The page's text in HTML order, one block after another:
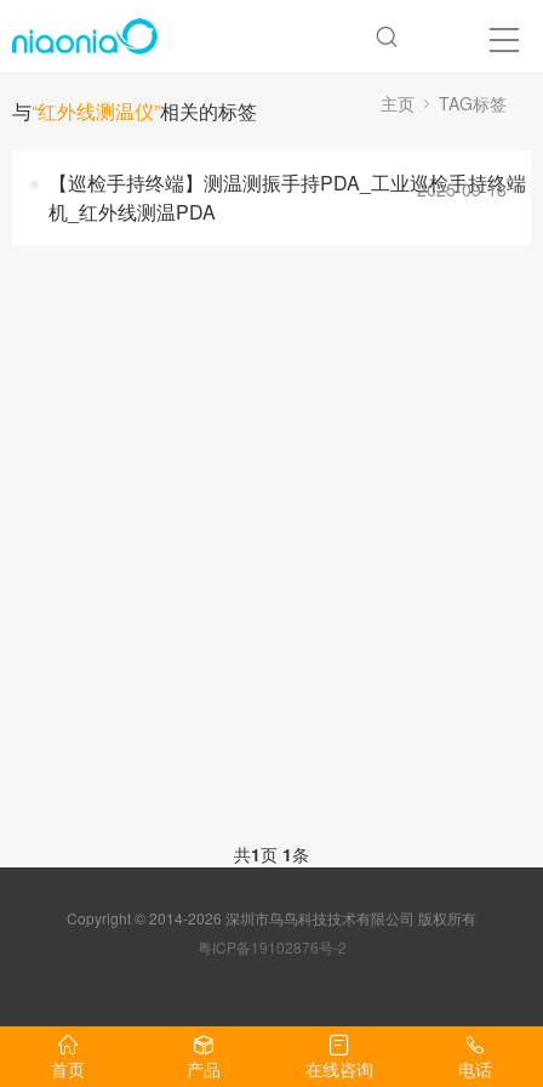
与“红外线测温仪”相关的标签 主页 TAG标签
【巡检手持终端】测温测振手持PDA_工业巡检手持终端
机_红外线测温PDA
2025-09-18
共1页 1条
Copyright © 2014-2026 深圳市鸟鸟科技技术有限公司 版权所有
粤ICP备19102876号-2
首页 产品 在线咨询 电话